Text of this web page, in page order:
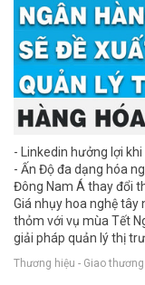
- Linkedin hưởng lợi
- Ấn Độ đa dạng hóa
Đông Nam Á thay đổi
Giá nhụy hoa nghệ tây
thỏm với vụ mùa Tết
giải pháp quản lý thị
Thương hiệu - Giao thương